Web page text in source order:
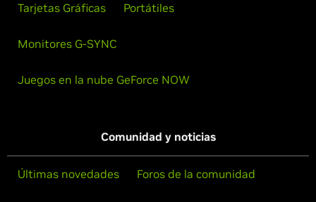
Tarjetas Gráficas Portátiles
Monitores G-SYNC
Juegos en la nube GeForce NOW
Comunidad y noticias
Últimas novedades Foros de la comunidad